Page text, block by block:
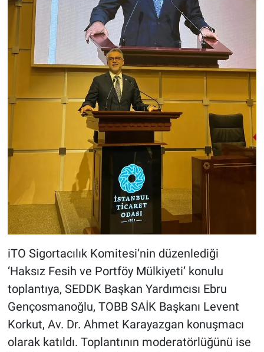
iTO Sigortacılık Komitesi’nin düzenlediği
‘Haksız Fesih ve Portföy Mülkiyeti’ konulu
toplantıya, SEDDK Başkan Yardımcısı Ebru
Gençosmanoğlu, TOBB SAİK Başkanı Levent
Korkut, Av. Dr. Ahmet Karayazgan konuşmacı
olarak katıldı. Toplantının moderatörlüğünü ise